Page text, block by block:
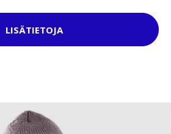
LISÄTIETOJA